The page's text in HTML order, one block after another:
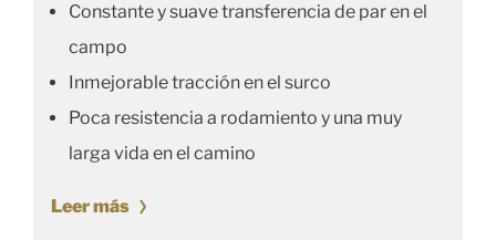
Constante y suave transferencia de par en el
campo
Inmejorable tracción en el surco
Poca resistencia a rodamiento y una muy
larga vida en el camino
Leer más